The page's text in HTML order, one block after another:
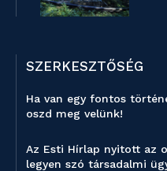
SZERKESZTŐSÉG
Ha van egy fontos
oszd meg velünk!
Az Esti Hírlap nyitott az
legyen szó társadalmi